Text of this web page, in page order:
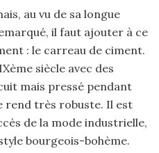
au vu de sa longue
il faut ajouter à ce
: le carreau de ciment.
siècle avec des
mais pressé pendant
rend très robuste. Il est
de la mode industrielle,
bourgeois-bohème.